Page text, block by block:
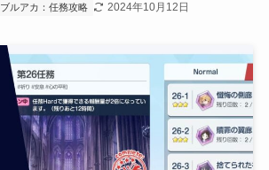
ブルアカ：任務攻略 2024年10月12日